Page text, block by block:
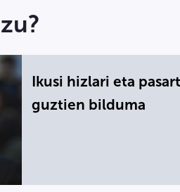
Ikusi hizlari eta
guztien bilduma